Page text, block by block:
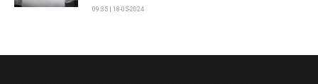
09:35 | 18-05-2024